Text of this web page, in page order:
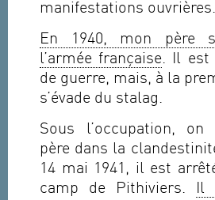
manifestations ouvrières.
En 1940, mon père
l’armée française. Il est
de guerre, mais, à la
s’évade du stalag.
Sous l’occupation, on
père dans la
14 mai 1941, il est
camp de Pithiviers. Il